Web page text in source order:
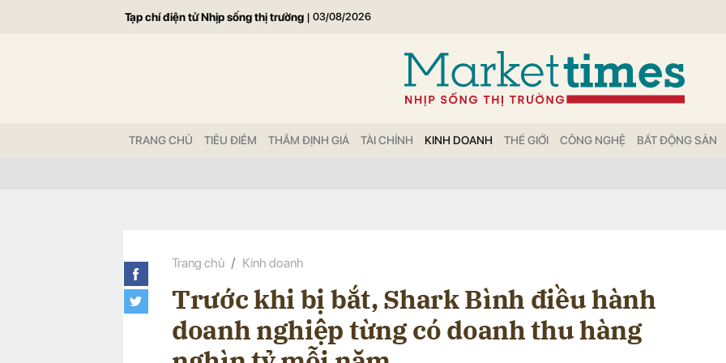
Tạp chí điện tử Nhịp sống thị trường | 03/08/2026
TRANG CHỦ TIÊU ĐIỂM THẨM ĐỊNH GIÁ TÀI CHÍNH KINH DOANH THẾ GIỚI CÔNG NGHỆ BẤT ĐỘNG SẢN
Trang chủ Kinh doanh
Trước khi bị bắt, Shark Bình điều hành
doanh nghiệp từng có doanh thu hàng
Gửi bình luận